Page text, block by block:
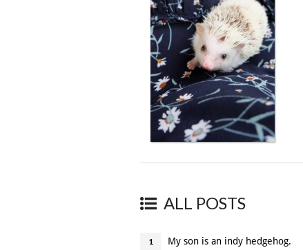
ALL POSTS
1 My son is an indy hedgehog.